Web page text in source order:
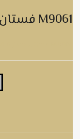
فستان سهرة قفطان M9061